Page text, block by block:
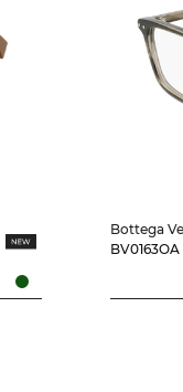
Bottega